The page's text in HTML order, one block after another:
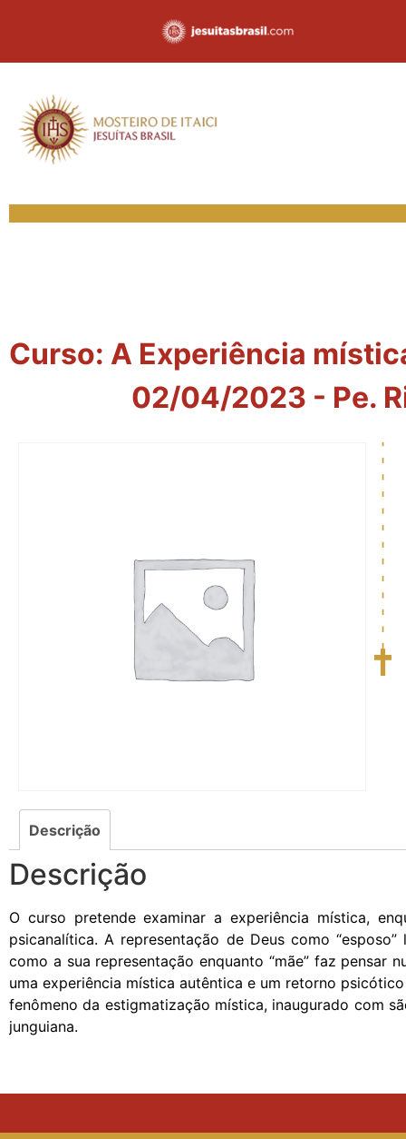
Curso: A Experiência
02/04/2023 - Pe.
Descrição
Descrição
O curso pretende examinar a experiência mística,
psicanalítica. A representação de Deus como
como a sua representação enquanto “mãe” faz pensar
uma experiência mística autêntica e um retorno
fenômeno da estigmatização mística, inaugurado com
junguiana.